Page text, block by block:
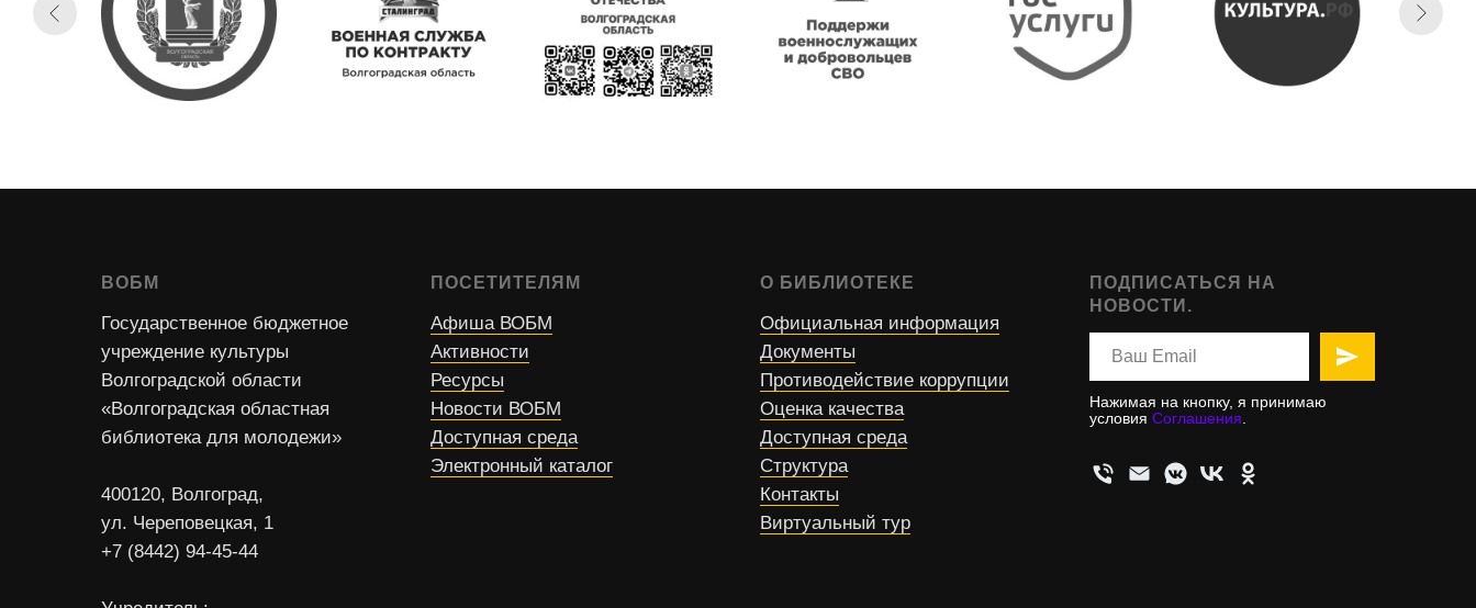
ВОБМ
Государственное бюджетное
учреждение культуры
Волгоградской области
«Волгоградская областная
библиотека для молодежи»
400120, Волгоград,
ул. Череповецкая, 1
+7 (8442) 94-45-44
ПОСЕТИТЕЛЯМ
Афиша ВОБМ
Активности
Ресурсы
Новости ВОБМ
Доступная среда
Электронный каталог
О БИБЛИОТЕКЕ
Официальная информация
Документы
Противодействие коррупции
Оценка качества
Доступная среда
Структура
Контакты
Виртуальный тур
ПОДПИСАТЬСЯ НА
НОВОСТИ.
Нажимая на кнопку, я принимаю
условия Соглашения